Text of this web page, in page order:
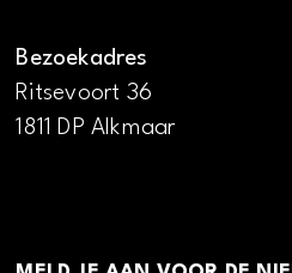
Bezoekadres
Ritsevoort 36
1811 DP Alkmaar